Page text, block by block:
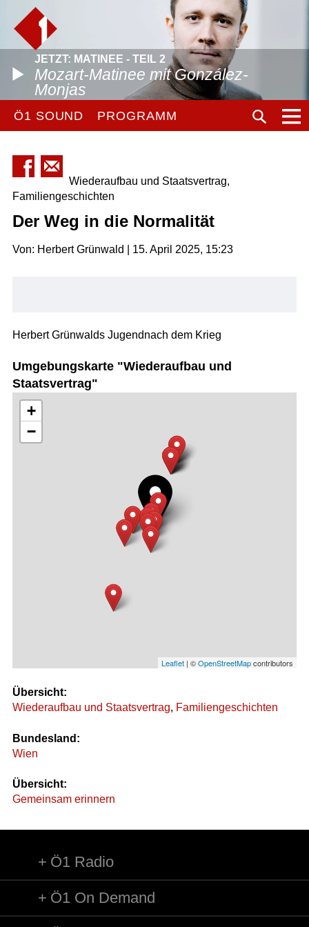
JETZT: MATINEE - TEIL 2
Mozart-Matinee mit González-
Monjas
Ö1 SOUND PROGRAMM
Wiederaufbau und Staatsvertrag,
Familiengeschichten
Der Weg in die Normalität
Von: Herbert Grünwald | 15. April 2025, 15:23
Herbert Grünwalds Jugendnach dem Krieg
Umgebungskarte "Wiederaufbau und
Staatsvertrag"
+
−
Leaflet | ©OpenStreetMapcontributors
Übersicht:
Wiederaufbau und Staatsvertrag, Familiengeschichten
Bundesland:
Wien
Übersicht:
Gemeinsam erinnern
Ö1 Radio
Ö1 On Demand